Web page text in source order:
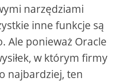
narzędziami
inne funkcje są
Ale ponieważ Oracle
w którym firmy
najbardziej, ten